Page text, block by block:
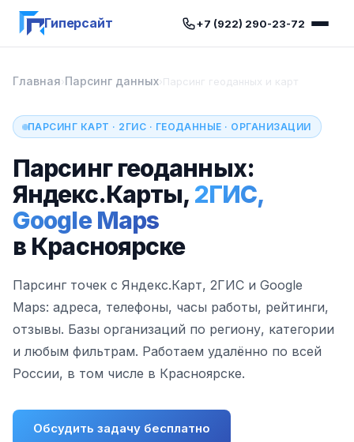
Гиперсайт +7 (922) 290-23-72
Главная›Парсинг данных›Парсинг геоданных и карт
ПАРСИНГ КАРТ · 2ГИС · ГЕОДАННЫЕ · ОРГАНИЗАЦИИ
Парсинг геоданных:
Яндекс.Карты, 2ГИС,
Google Maps
в Красноярске
Парсинг точек с Яндекс.Карт, 2ГИС и Google
Maps: адреса, телефоны, часы работы, рейтинги,
отзывы. Базы организаций по региону, категории
и любым фильтрам. Работаем удалённо по всей
России, в том числе в Красноярске.
Обсудить задачу бесплатно